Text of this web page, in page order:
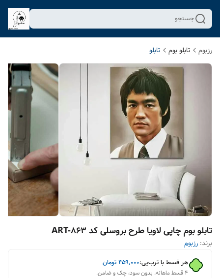
جستجو
رزبوم تابلو بوم تابلو
تابلو بوم چاپی لاویا طرح بروسلی کد ART-863
برند: رزبوم
هر قسط با ترب‌پی:۴۵۹٬۰۰۰تومان
۴ قسط ماهانه. بدون سود، چک و ضامن.